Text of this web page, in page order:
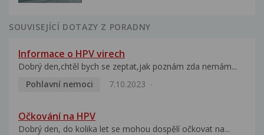
SOUVISEJÍCÍ DOTAZY Z PORADNY
Informace o HPV virech
Dobrý den,chtěl bych se zeptat,jak poznám zda nemám...
Pohlavní nemoci
7.10.2023
Očkování na HPV
Dobrý den, do kolika let se mohou dospělí očkovat na...